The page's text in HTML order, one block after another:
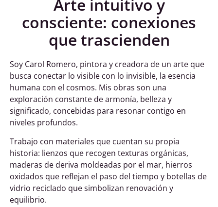
Arte intuitivo y
consciente: conexiones
que trascienden
Soy Carol Romero, pintora y creadora de un arte que
busca conectar lo visible con lo invisible, la esencia
humana con el cosmos. Mis obras son una
exploración constante de armonía, belleza y
significado, concebidas para resonar contigo en
niveles profundos.
Trabajo con materiales que cuentan su propia
historia: lienzos que recogen texturas orgánicas,
maderas de deriva moldeadas por el mar, hierros
oxidados que reflejan el paso del tiempo y botellas de
vidrio reciclado que simbolizan renovación y
equilibrio.